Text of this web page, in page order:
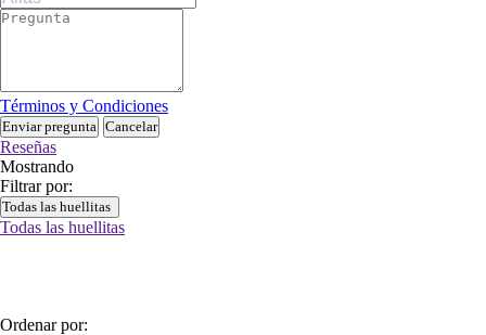
Términos y Condiciones
Enviar pregunta Cancelar
Reseñas
Mostrando
Filtrar por:
Todas las huellitas
Todas las huellitas
Ordenar por: